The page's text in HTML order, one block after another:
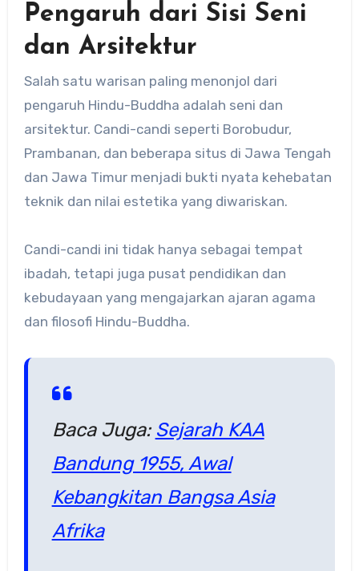
Pengaruh dari Sisi Seni
dan Arsitektur
Salah satu warisan paling menonjol dari
pengaruh Hindu-Buddha adalah seni dan
arsitektur. Candi-candi seperti Borobudur,
Prambanan, dan beberapa situs di Jawa Tengah
dan Jawa Timur menjadi bukti nyata kehebatan
teknik dan nilai estetika yang diwariskan.
Candi-candi ini tidak hanya sebagai tempat
ibadah, tetapi juga pusat pendidikan dan
kebudayaan yang mengajarkan ajaran agama
dan filosofi Hindu-Buddha.
Baca Juga: Sejarah KAA
Bandung 1955, Awal
Kebangkitan Bangsa Asia
Afrika